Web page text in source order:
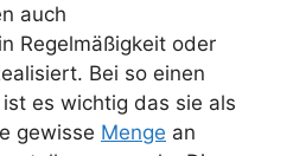
auch
in Regelmäßigkeit oder
Bei so einen
ist es wichtig das sie als
gewisse Menge an